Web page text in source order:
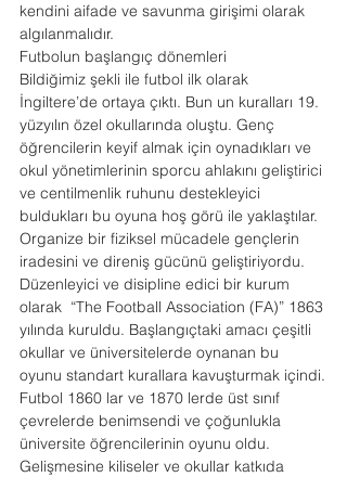
kendini aifade ve savunma girişimi olarak
algılanmalıdır.
Futbolun başlangıç dönemleri
Bildiğimiz şekli ile futbol ilk olarak
İngiltere’de ortaya çıktı. Bun un kuralları 19.
yüzyılın özel okullarında oluştu. Genç
öğrencilerin keyif almak için oynadıkları ve
okul yönetimlerinin sporcu ahlakını geliştirici
ve centilmenlik ruhunu destekleyici
buldukları bu oyuna hoş görü ile yaklaştılar.
Organize bir fiziksel mücadele gençlerin
iradesini ve direniş gücünü geliştiriyordu.
Düzenleyici ve disipline edici bir kurum
olarak  “The Football Association (FA)” 1863
yılında kuruldu. Başlangıçtaki amacı çeşitli
okullar ve üniversitelerde oynanan bu
oyunu standart kurallara kavuşturmak içindi.
Futbol 1860 lar ve 1870 lerde üst sınıf
çevrelerde benimsendi ve çoğunlukla
üniversite öğrencilerinin oyunu oldu.
Gelişmesine kiliseler ve okullar katkıda